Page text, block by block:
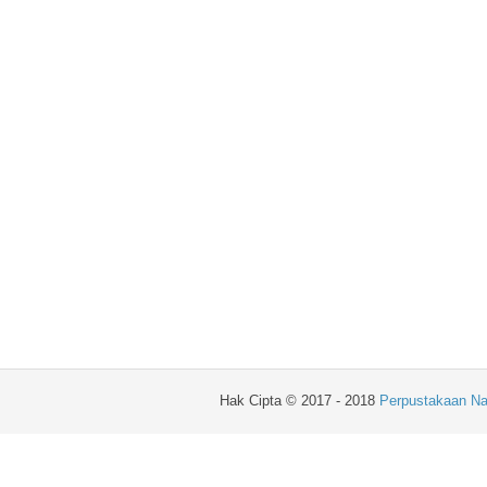
Hak Cipta © 2017 - 2018 Perpustakaan